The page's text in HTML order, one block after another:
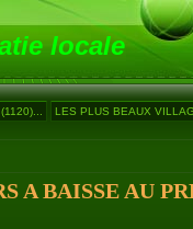
locale
LES PLUS BEAUX
A BAISSE AU